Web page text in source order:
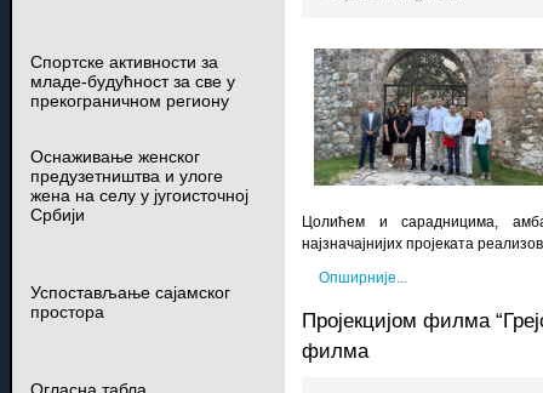
Цолићем и сарадницима,
најзначајнијих пројеката
Опширније...
Пројекцијом филма
филма
Спортске активности за
младе-будућност за све у
прекограничном региону
Оснаживање женског
предузетништва и улоге
жена на селу у југоисточној
Србији
Успостављање сајамског
простора
Огласна табла